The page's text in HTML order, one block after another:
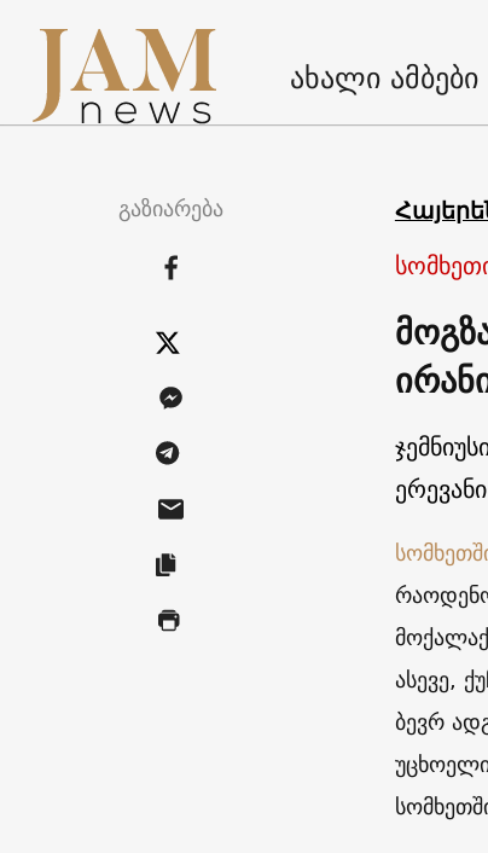
ახალი ამბები
გაზიარება
ერევანი
ასევე,
ბევრ